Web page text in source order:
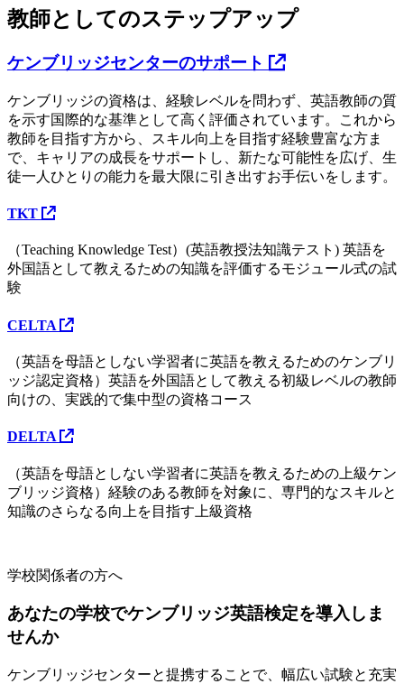
教師としてのステップアップ
ケンブリッジセンターのサポート
ケンブリッジの資格は、経験レベルを問わず、英語教師の質
を示す国際的な基準として高く評価されています。これから
教師を目指す方から、スキル向上を目指す経験豊富な方ま
で、キャリアの成長をサポートし、新たな可能性を広げ、生
徒一人ひとりの能力を最大限に引き出すお手伝いをします。
TKT
（Teaching Knowledge Test）(英語教授法知識テスト) 英語を
外国語として教えるための知識を評価するモジュール式の試
験
CELTA
（英語を母語としない学習者に英語を教えるためのケンブリ
ッジ認定資格）英語を外国語として教える初級レベルの教師
向けの、実践的で集中型の資格コース
DELTA
（英語を母語としない学習者に英語を教えるための上級ケン
ブリッジ資格）経験のある教師を対象に、専門的なスキルと
知識のさらなる向上を目指す上級資格
学校関係者の方へ
あなたの学校でケンブリッジ英語検定を導入しま
せんか
ケンブリッジセンターと提携することで、幅広い試験と充実